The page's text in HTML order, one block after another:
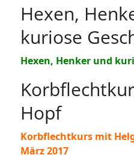
Hexen,
kuriose
Hexen, Henker und
Hopf
Korbflechtkurs mit
März 2017